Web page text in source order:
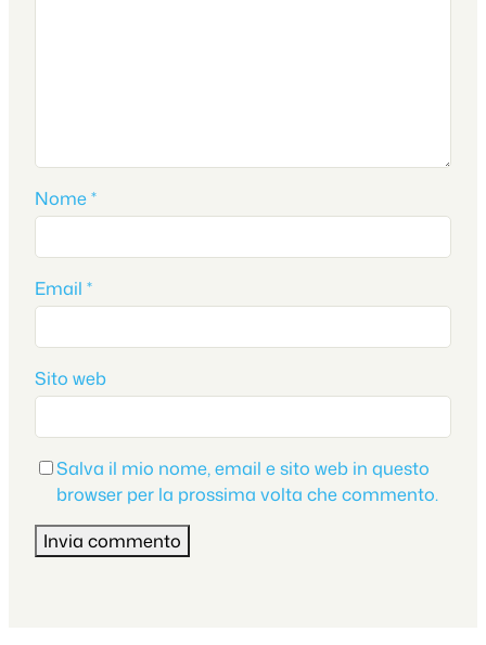
Nome*
Email *
Sito web
Salva il mio nome, email e sito web in questo
browser per la prossima volta che commento.